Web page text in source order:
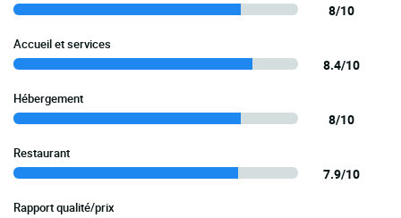
8/10
Accueil et services
8.4/10
Hébergement
8/10
Restaurant
7.9/10
Rapport qualité/prix